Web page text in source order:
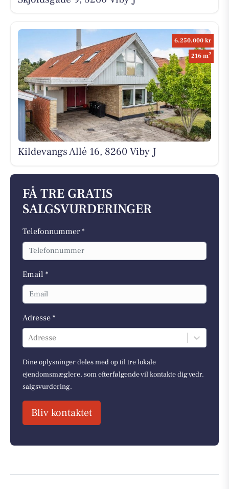
6.250.000 kr
216 m2
Kildevangs Allé 16, 8260 Viby J
FÅ TRE GRATIS
SALGSVURDERINGER
Telefonnummer *
Email *
Adresse *
Adresse
Dine oplysninger deles med op til tre lokale
ejendomsmæglere, som efterfølgende vil kontakte dig vedr.
salgsvurdering.
Bliv kontaktet